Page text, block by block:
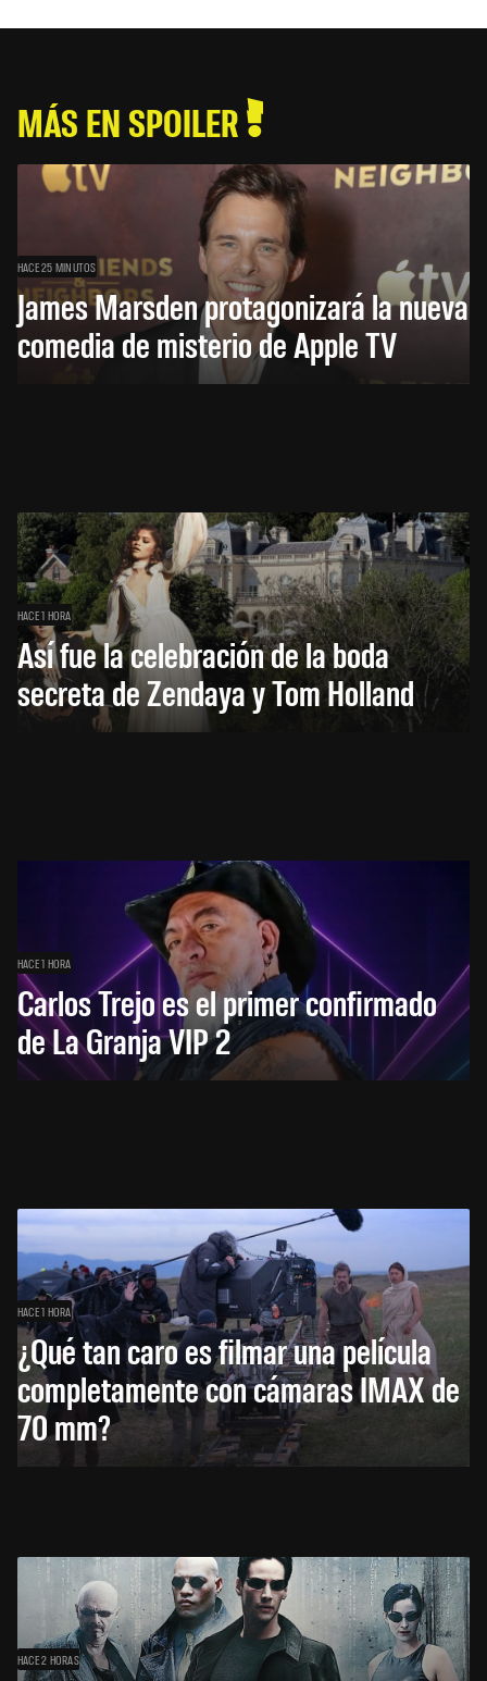
MÁS EN SPOILER
HACE 25 MINUTOS
James Marsden protagonizará la nueva
comedia de misterio de Apple TV
HACE 1 HORA
Así fue la celebración de la boda
secreta de Zendaya y Tom Holland
HACE 1 HORA
Carlos Trejo es el primer confirmado
de La Granja VIP 2
HACE 1 HORA
¿Qué tan caro es filmar una película
completamente con cámaras IMAX de
70 mm?
HACE 2 HORAS